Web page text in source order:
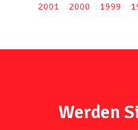
2001
2000 1999
Werden